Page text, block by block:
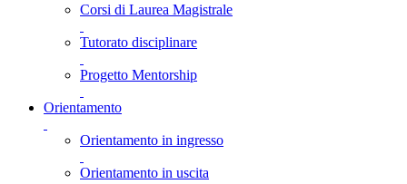
Corsi di Laurea Magistrale
Tutorato disciplinare
Progetto Mentorship
Orientamento
Orientamento in ingresso
Orientamento in uscita